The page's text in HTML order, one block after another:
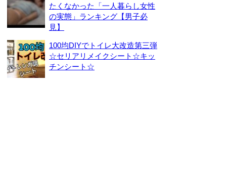
たくなかった「一人暮らし女性
の実態」ランキング【男子必
見】
100均DIYでトイレ大改造第三弾
☆セリアリメイクシート☆キッ
チンシート☆